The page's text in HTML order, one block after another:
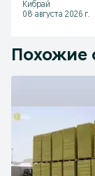
термопанели
Кибрай
08 августа 2026 г.
Похожие